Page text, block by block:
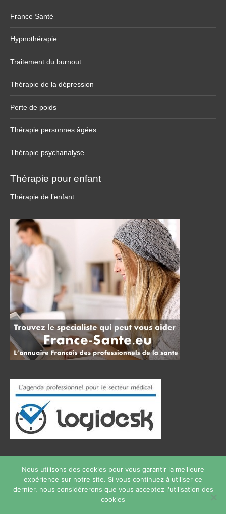
France Santé
Hypnothérapie
Traitement du burnout
Thérapie de la dépression
Perte de poids
Thérapie personnes âgées
Thérapie psychanalyse
Thérapie pour enfant
Thérapie de l’enfant
Copyright © 2026therapie phobieTous droits réservés.
Privium – Des services qui soutiennent vos soins. Pour
Nous utilisons des cookies pour vous garantir la meilleure
expérience sur notre site. Si vous continuez à utiliser ce
dernier, nous considérerons que vous acceptez l'utilisation des
cookies